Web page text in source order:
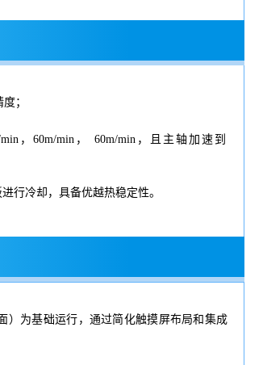
；
，60m/min， 60m/min，且主轴加速到
行冷却，具备优越热稳定性。
）为基础运行，通过简化触摸屏布局和集成